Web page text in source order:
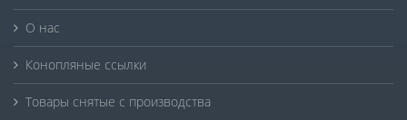
О нас
Конопляные ссылки
Товары снятые с производства